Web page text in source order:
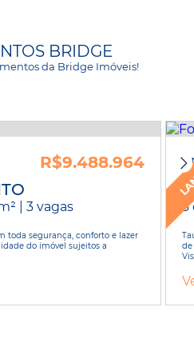
BRIDGE
da Bridge Imóveis!
R$9.488.964
| 3 vagas
segurança, conforto e lazer
do imóvel sujeitos a
3
de